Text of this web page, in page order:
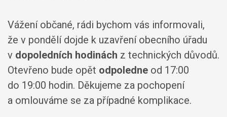
Vážení občané, rádi bychom vás informovali,
že v pondělí dojde k uzavření obecního úřadu
v dopoledních hodinách z technických důvodů.
Otevřeno bude opět odpoledne od 17:00
do 19:00 hodin. Děkujeme za pochopení
a omlouváme se za případné komplikace.